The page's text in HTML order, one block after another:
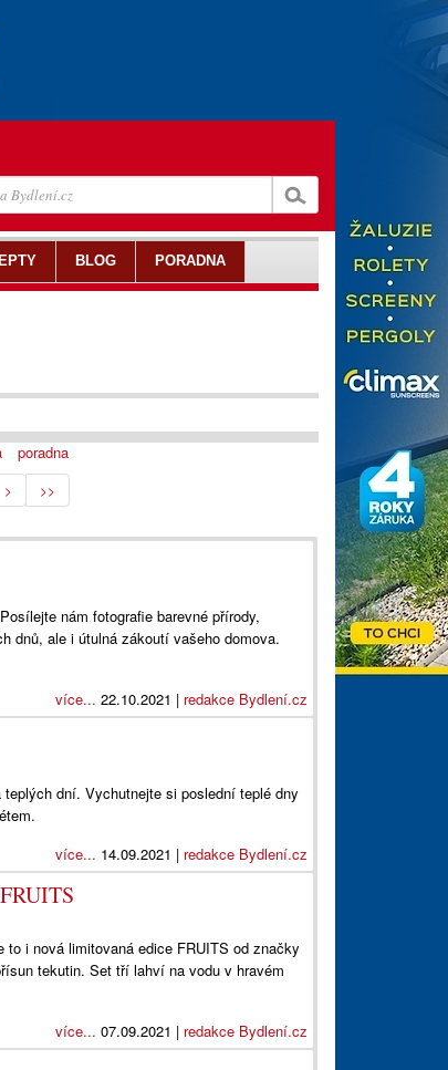
poradna
> >>
nám fotografie barevné přírody,
dnů, ale i útulná zákoutí vašeho domova.
více... 22.10.2021 | redakce Bydlení.cz
dní. Vychutnejte si poslední teplé dny
více... 14.09.2021 | redakce Bydlení.cz
i nová limitovaná edice FRUITS od značky
tekutin. Set tří lahví na vodu v hravém
více... 07.09.2021 | redakce Bydlení.cz
BLOG PORADNA